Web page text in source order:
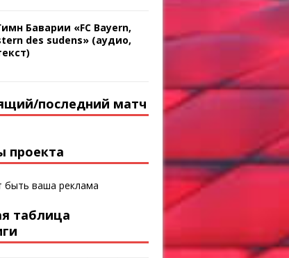
Баварии «FC Bayern,
des sudens» (аудио,
последний матч
проекта
быть ваша реклама
таблица